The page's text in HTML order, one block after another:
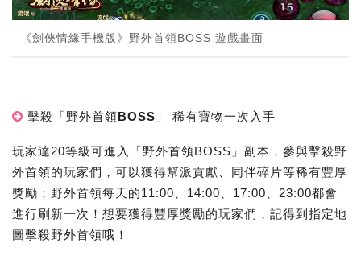
《劍俠情緣手機版》野外首領BOSS 遊戲畫面
擊殺「野外首領BOSS」 稀有寶物一次入手
玩家達20等級可進入「野外首領BOSS」副本，參與擊殺野
外首領的玩家們，可以獲得幫派貢獻、同伴碎片等稀有豐厚
獎勵；野外首領每天的11:00、14:00、17:00、23:00都會
進行刷新一次！想要獲得豐厚獎勵的玩家們，記得到指定地
圖擊殺野外首領哦！